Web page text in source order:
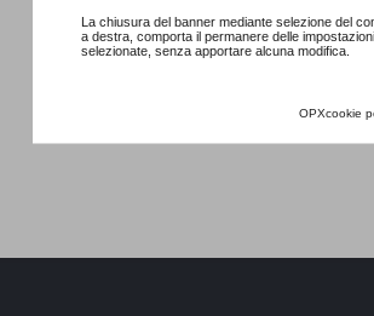
La chiusura del banner mediante selezione del
a destra, comporta il permanere delle
selezionate, senza apportare alcuna modifica.
OPXcookie